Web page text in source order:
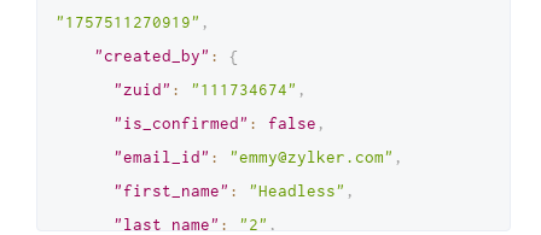
"1757511270919" ,
"created_by" :
{
"zuid" : "111734674" ,
"is_confirmed" : false ,
"email_id" : "emmy@zylker.com" ,
"first_name" : "Headless" ,
"last_name" : "2" ,